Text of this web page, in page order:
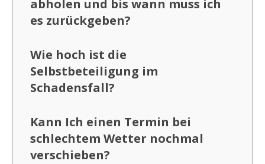
abholen und bis wann muss ich
es zurückgeben?
Wie hoch ist die
Selbstbeteiligung im
Schadensfall?
Kann Ich einen Termin bei
schlechtem Wetter nochmal
verschieben?